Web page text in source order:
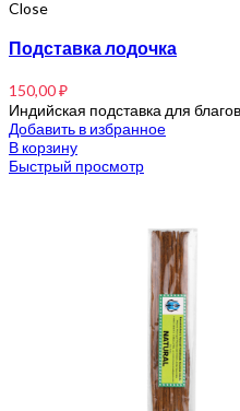
Close
Подставка лодочка
150,00₽
Индийская подставка для
Добавить в избранное
В корзину
Быстрый просмотр